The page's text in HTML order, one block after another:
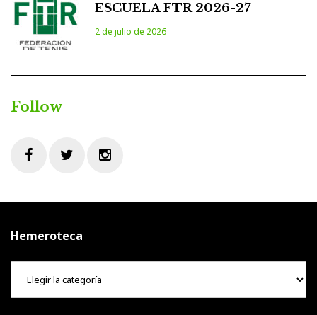
ESCUELA FTR 2026-27
2 de julio de 2026
Follow
Hemeroteca
Hemeroteca